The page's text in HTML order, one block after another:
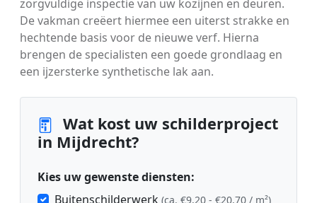
zorgvuldige inspectie van uw kozijnen en deuren.
De vakman creëert hiermee een uiterst strakke en
hechtende basis voor de nieuwe verf. Hierna
brengen de specialisten een goede grondlaag en
een ijzersterke synthetische lak aan.
Wat kost uw schilderproject
in Mijdrecht?
Kies uw gewenste diensten:
Buitenschilderwerk (ca. €9,20 - €20,70 / m²)